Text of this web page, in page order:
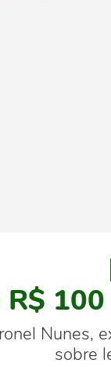
Nunes,
sobre